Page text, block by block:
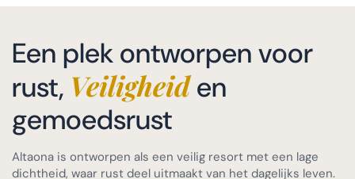
Een plek ontworpen voor
rust, Veiligheiden
gemoedsrust
Altaona is ontworpen als een veilig resort met een lage
dichtheid, waar rust deel uitmaakt van het dagelijks leven.